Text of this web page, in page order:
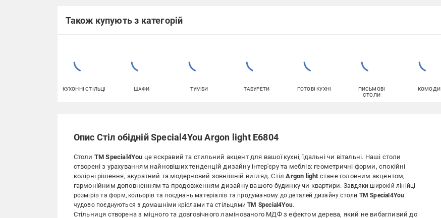
Також купують з категорій
КУХОННІ СТІЛЬЦІ ШАФИ ТУМБИ ТАБУРЕТИ ГОТОВІ КУХНІ
ПИСЬМОВІ
СТОЛИ
КОМОДИ
Опис Стіл обідній Special4You Argon light E6804
Столи ТМ Special4You це яскравий та стильний акцент для вашої кухні, їдальні чи вітальні. Наші столи
створені з урахуванням найновіших тенденцій дизайну інтер'єру та меблів: геометричні форми, спокійні
колірні рішення, акуратний та модерновий зовнішній вигляд. СтілArgon light стане головним акцентом,
гармонійним доповненням та продовженням дизайну вашого будинку чи квартири. Завдяки широкій лінійці
розмірів та форм, кольорів та поєднань матеріалів та продуманому до деталей дизайну столи ТМ Special4You
чудово поєднуються з домашніми кріслами та стільцямиТМ Special4You.
Стільниця створена з міцного та довговічного ламінованого МДФ з ефектом дерева, який не вибагливий до